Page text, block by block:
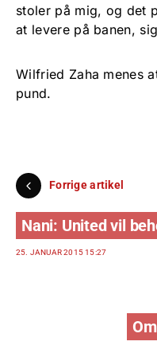
stoler på mig, og det
at levere på banen,
Wilfried Zaha menes
pund.
Forrige artikel
Nani: United vil
25. JANUAR 2015 15:27